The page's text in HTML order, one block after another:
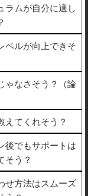
ラムが自分に適し
ベルが向上できそ
ゃなさそう？（論
えてくれそう？
後でもサポートは
そう？
せ方法はスムーズ